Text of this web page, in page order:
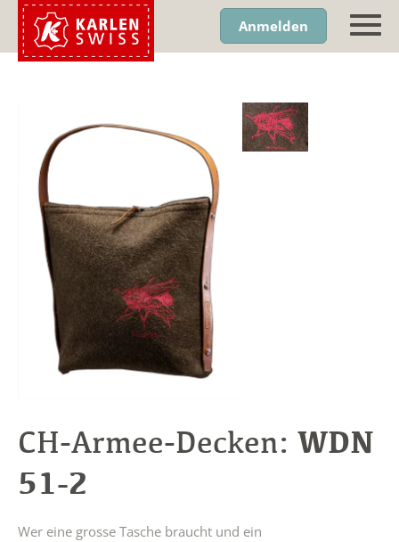
Anmelden
CH-Armee-Decken: WDN
51-2
Wer eine grosse Tasche braucht und ein